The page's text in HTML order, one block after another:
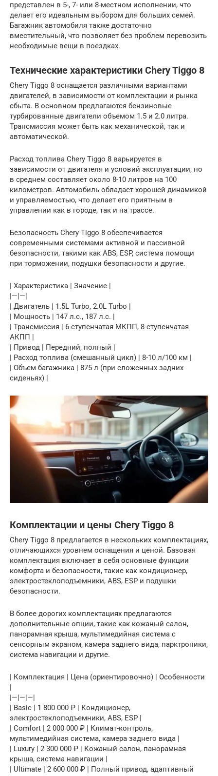
представлен в 5-, 7- или 8-местном исполнении, что
делает его идеальным выбором для больших семей.
Багажник автомобиля также достаточно
вместительный, что позволяет без проблем перевозить
необходимые вещи в поездках.
Технические характеристики Chery Tiggo 8
Chery Tiggo 8 оснащается различными вариантами
двигателей, в зависимости от комплектации и рынка
сбыта. В основном предлагаются бензиновые
турбированные двигатели объемом 1.5 и 2.0 литра.
Трансмиссия может быть как механической, так и
автоматической.
Расход топлива Chery Tiggo 8 варьируется в
зависимости от двигателя и условий эксплуатации, но
в среднем составляет около 8-10 литров на 100
километров. Автомобиль обладает хорошей динамикой
и управляемостью, что делает его приятным в
управлении как в городе, так и на трассе.
Безопасность Chery Tiggo 8 обеспечивается
современными системами активной и пассивной
безопасности, такими как ABS, ESP, система помощи
при торможении, подушки безопасности и другие.
| Характеристика | Значение |
|—|—|
| Двигатель | 1.5L Turbo, 2.0L Turbo |
| Мощность | 147 л.с., 187 л.с. |
| Трансмиссия | 6-ступенчатая МКПП, 8-ступенчатая
АКПП |
| Привод | Передний, полный |
| Расход топлива (смешанный цикл) | 8-10 л/100 км |
| Объем багажника | 875 л (при сложенных задних
сиденьях) |
Комплектации и цены Chery Tiggo 8
Chery Tiggo 8 предлагается в нескольких комплектациях,
отличающихся уровнем оснащения и ценой. Базовая
комплектация включает в себя основные функции
комфорта и безопасности, такие как кондиционер,
электростеклоподъемники, ABS, ESP и подушки
безопасности.
В более дорогих комплектациях предлагаются
дополнительные опции, такие как кожаный салон,
панорамная крыша, мультимедийная система с
сенсорным экраном, камера заднего вида, парктроники,
система навигации и другие.
| Комплектация | Цена (ориентировочно) | Особенности
|
|—|—|—|
| Basic | 1 800 000 ₽ | Кондиционер,
электростеклоподъемники, ABS, ESP |
| Comfort | 2 000 000 ₽ | Климат-контроль,
мультимедийная система, камера заднего вида |
| Luxury | 2 300 000 ₽ | Кожаный салон, панорамная
крыша, система навигации |
| Ultimate | 2 600 000 ₽ | Полный привод, адаптивный